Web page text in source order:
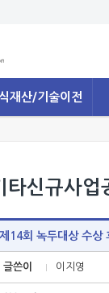
재산/기술이전
타신규사업
제14회 녹두대상 수상
글쓴이 이지영